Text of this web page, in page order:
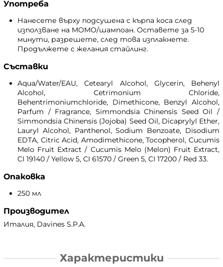
Употреба
Нанесете върху подсушена с кърпа коса след
използване на MOMO/шампоан. Оставете за 5-10
минути, разрешете, след това изплакнете.
Продължете с желания стайлинг.
Съставки
Aqua/Water/EAU, Cetearyl Alcohol, Glycerin, Behenyl
Alcohol, Cetrimonium Chloride,
Behentrimoniumchloride, Dimethicone, Benzyl Alcohol,
Parfum / Fragrance, Simmondsia Chinensis Seed Oil /
Simmondsia Chinensis (Jojoba) Seed Oil, Dicaprylyl Ether,
Lauryl Alcohol, Panthenol, Sodium Benzoate, Disodium
EDTA, Citric Acid, Amodimethicone, Tocopherol, Cucumis
Melo Fruit Extract / Cucumis Melo (Melon) Fruit Extract,
CI 19140 / Yellow 5, CI 61570 / Green 5, CI 17200 / Red 33.
Опаковка
250 мл
Производител
Италия, Davines S.P.A.
Характеристики